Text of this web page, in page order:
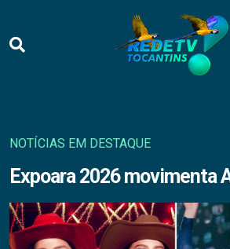
NOTÍCIAS EM DESTAQUE
Expoara 2026 movimenta